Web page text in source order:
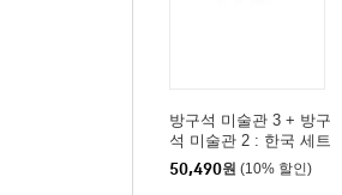
방구석 미술관 3 + 방구
석 미술관 2 : 한국 세트
50,490원 (10% 할인)